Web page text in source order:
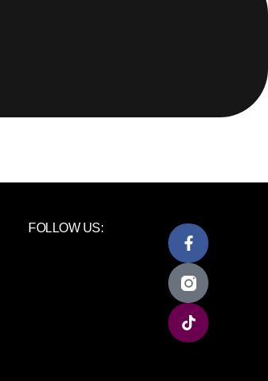
FOLLOW US: